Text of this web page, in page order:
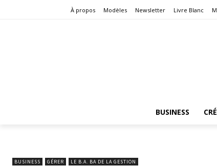
À propos Modèles Newsletter Livre Blanc
BUSINESS
BUSINESS GÉRER LE B.A. BA DE LA GESTION